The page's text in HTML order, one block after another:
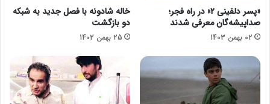
د
م
ا
م
ع
ر
ف
«پسر دلفینی ۲» در راه فجر؛
صداپیشه‌گان معرفی شدند
02 بهمن 1403
خاله شادونه با فصل جدید به شبکه
دو بازگشت
25 بهمن 1402